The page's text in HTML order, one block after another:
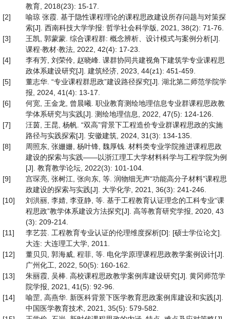
教育, 2018(23): 15-17.
[2]
喻琼 张霞. 基于隐性课程理论的课程思政建设所存问题与对策探
索[J]. 西南科技大学学报: 哲学社会科学版, 2021, 38(2): 71-76.
[3]
王凯, 郭蒙蒙. 综合课程群: 概念辨析、设计模式与案例分析[J].
课程∙教材∙教法, 2022, 42(4): 17-23.
[4]
李有芳, 刘荣伶, 赵晓峰. 课群协同共建视角下建筑学专业课程思
政体系建设研究[J]. 建筑经济, 2023, 44(z1): 451-459.
[5]
董志华. “专业课程群思政”建设路径探究[J]. 湖北第二师范学院学
报, 2024, 41(4): 13-17.
[6]
何宽, 王金龙, 曾晨曦. 职业教育测绘地理信息专业群课程思政教
学体系研究与实践[J]. 测绘地理信息, 2022, 47(5): 124-126.
[7]
汪茵, 王昆, 杨帆. “双高”背景下工程造价专业群课程思政的实施
路径与实践探索[J]. 安徽建筑, 2024, 31(3): 134-135.
[8]
周照东, 张姗姗, 杨叶锋, 魏厚钱. 材料类专业学院推进课程思政
建设的探索与实践——以浙江理工大学材料科学与工程学院为例
[J]. 教育教学论坛, 2022(3): 101-104.
[9]
宫琛亮, 张树江, 张向东, 等. 润物细无声“功能高分子材料”课程思
政建设的探索与实践[J]. 大学化学, 2021, 36(3): 241-246.
[10]
刘洪丽, 李婧, 李亚静, 等. 基于工程教育认证理念的工科专业“课
程思政”教学体系建设方法探究[J]. 高等教育研究学报, 2020, 43
(3): 209-214.
[11]
李艺芸. 工程教育专业认证的伦理维度探析[D]: [硕士学位论文].
大连: 大连理工大学, 2011.
[12]
董贝贝, 郭海威, 程菲, 等. 电化学原理课程思政教学案例设计[J].
广州化工, 2022, 50(5): 160-162.
[13]
朱丽霞, 吴棒. 高校课程思政教学案例库建设研究[J]. 黄冈师范学
院学报, 2021, 41(5): 92-96.
[14]
喻罡, 高燕华. 新医科背景下医学教育思政案例库建设和实践[J].
中国医学教育技术, 2021, 35(5): 579-582.